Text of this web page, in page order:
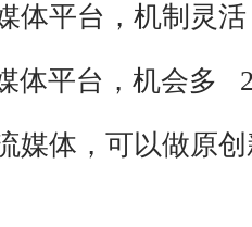
平台，机制灵活
平台，机会多
体，可以做原创